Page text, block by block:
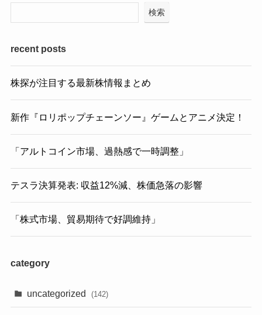
検索
recent posts
株探が注目する最新株情報まとめ
新作『ロリポップチェーンソー』ゲームとアニメ決定！
「アルトコイン市場、過熱感で一時調整」
テスラ決算発表: 収益12%減、株価急落の影響
「株式市場、貿易期待で好調維持」
category
uncategorized (142)